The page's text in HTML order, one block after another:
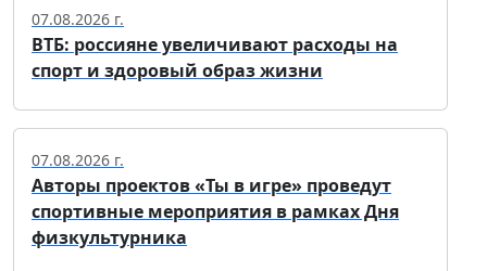
07.08.2026 г.
ВТБ: россияне увеличивают расходы на
спорт и здоровый образ жизни
07.08.2026 г.
Авторы проектов «Ты в игре» проведут
спортивные мероприятия в рамках Дня
физкультурника